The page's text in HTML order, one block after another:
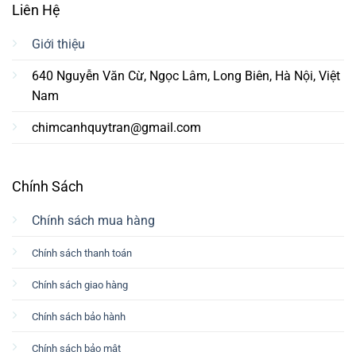
Liên Hệ
Giới thiệu
640 Nguyễn Văn Cừ, Ngọc Lâm, Long Biên, Hà Nội, Việt
Nam
chimcanhquytran@gmail.com
Chính Sách
Chính sách mua hàng
Chính sách thanh toán
Chính sách giao hàng
Chính sách bảo hành
Chính sách bảo mật